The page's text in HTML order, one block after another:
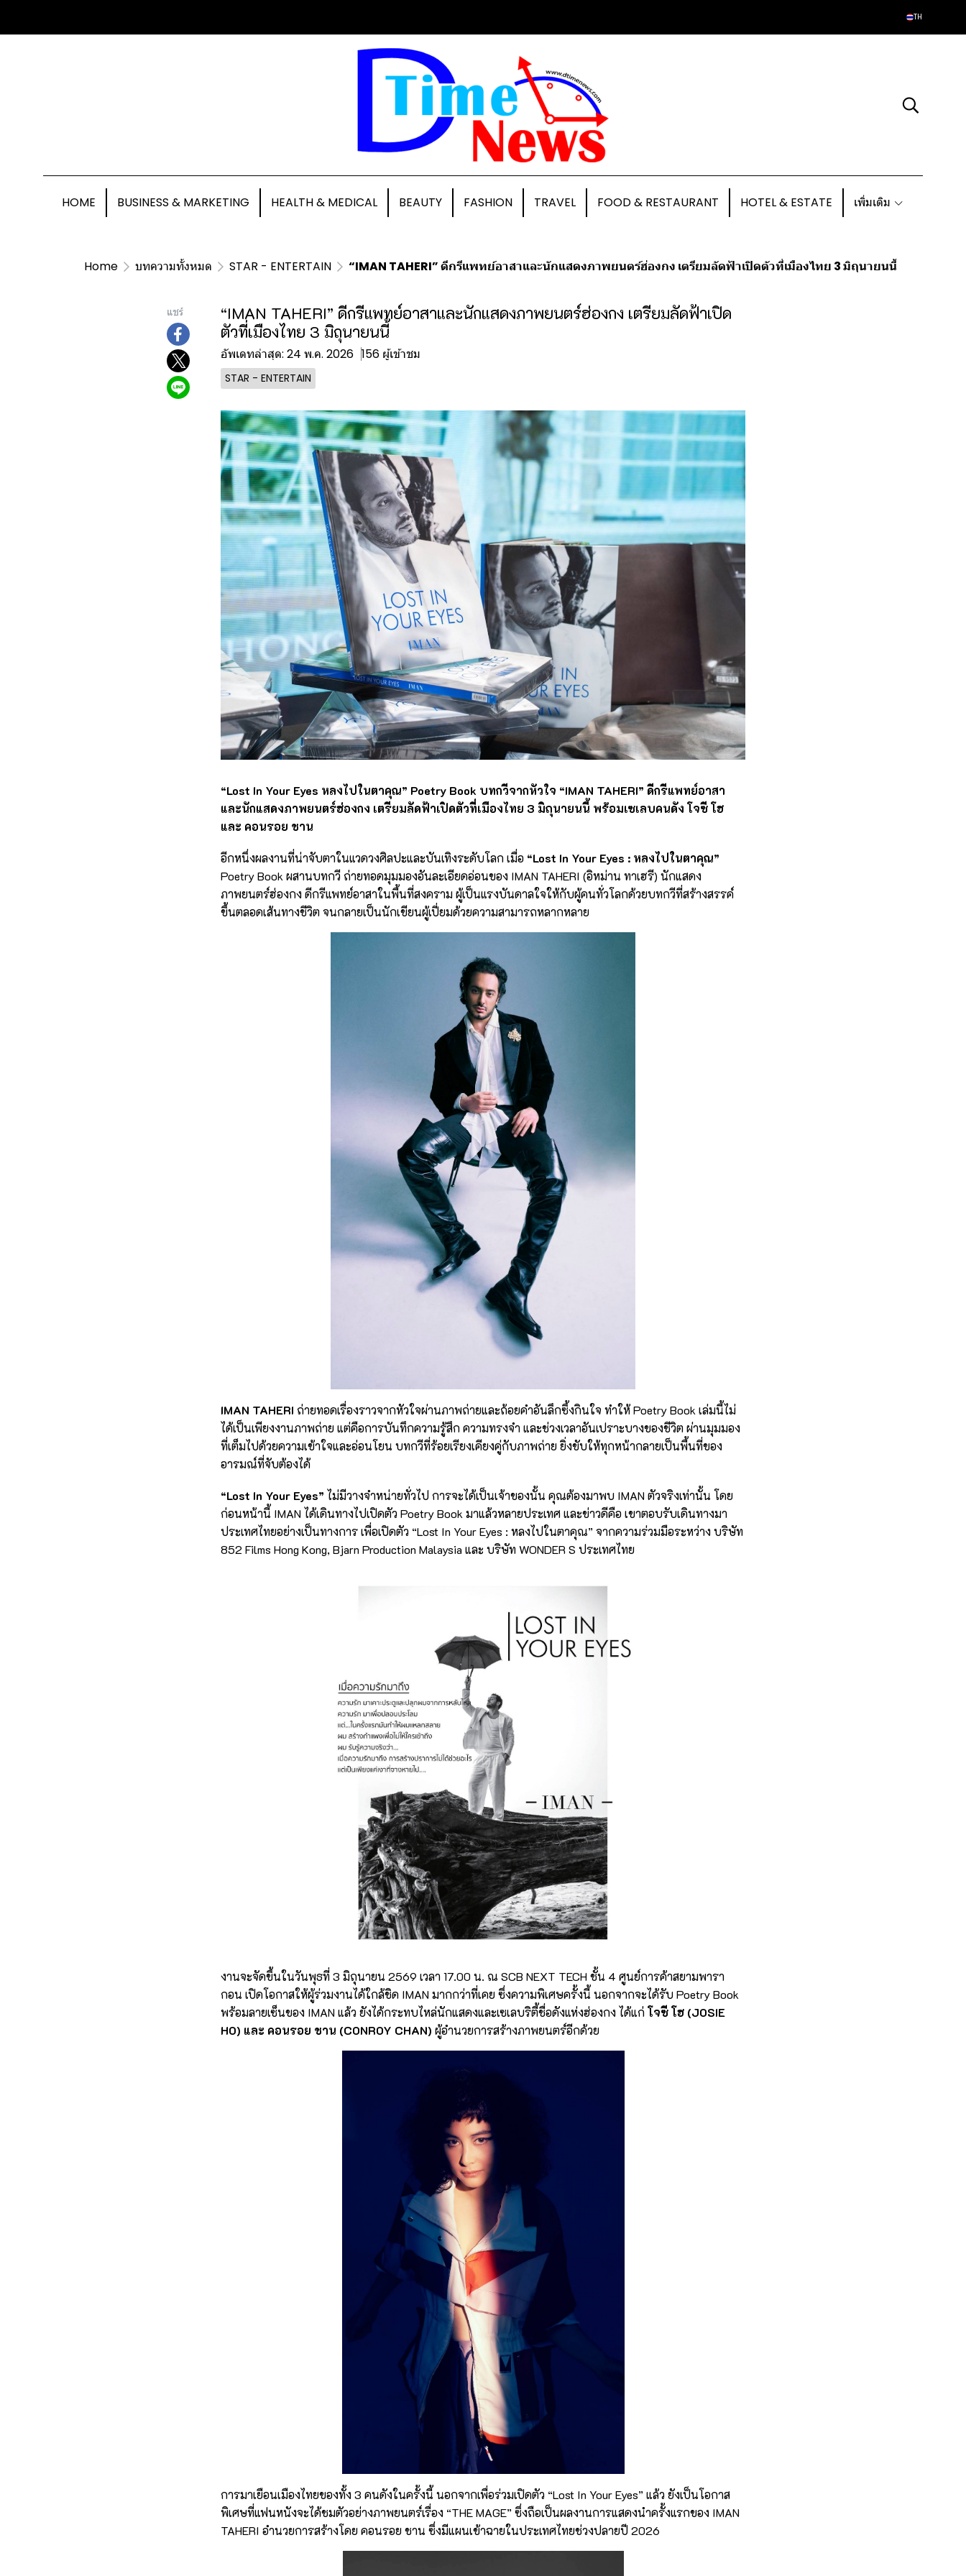
TH
HOME BUSINESS & MARKETING HEALTH & MEDICAL BEAUTY FASHION TRAVEL FOOD & RESTAURANT HOTEL & ESTATE เพิ่มเติม
Home บทความทั้งหมด STAR - ENTERTAIN “IMAN TAHERI” ดีกรีแพทย์อาสาและนักแสดงภาพยนตร์ฮ่องกง เตรียมลัดฟ้าเปิดตัวที่เมืองไทย 3 มิถุนายนนี้
แชร์
“IMAN TAHERI” ดีกรีแพทย์อาสาและนักแสดงภาพยนตร์ฮ่องกง เตรียมลัดฟ้าเปิด
ตัวที่เมืองไทย 3 มิถุนายนนี้
อัพเดทล่าสุด: 24 พ.ค. 2026 156 ผู้เข้าชม
STAR - ENTERTAIN
“Lost In Your Eyes หลงไปในตาคุณ” Poetry Book บทกวีจากหัวใจ “IMAN TAHERI” ดีกรีแพทย์อาสา
และนักแสดงภาพยนตร์ฮ่องกง เตรียมลัดฟ้าเปิดตัวที่เมืองไทย 3 มิถุนายนนี้ พร้อมเซเลบคนดัง โจซี โฮ
และ คอนรอย ชาน
อีกหนึ่งผลงานที่น่าจับตาในแวดวงศิลปะและบันเทิงระดับโลก เมื่อ “Lost In Your Eyes : หลงไปในตาคุณ”
Poetry Book ผสานบทกวี ถ่ายทอดมุมมองอันละเอียดอ่อนของ IMAN TAHERI (อิหม่าน ทาเฮรี) นักแสดง
ภาพยนตร์ฮ่องกง ดีกรีแพทย์อาสาในพื้นที่สงคราม ผู้เป็นแรงบันดาลใจให้กับผู้คนทั่วโลกด้วยบทกวีที่สร้างสรรค์
ขึ้นตลอดเส้นทางชีวิต จนกลายเป็นนักเขียนผู้เปี่ยมด้วยความสามารถหลากหลาย
IMAN TAHERI ถ่ายทอดเรื่องราวจากหัวใจผ่านภาพถ่ายและถ้อยคำอันลึกซึ้งกินใจ ทำให้ Poetry Book เล่มนี้ไม่
ได้เป็นเพียงงานภาพถ่าย แต่คือการบันทึกความรู้สึก ความทรงจำ และช่วงเวลาอันเปราะบางของชีวิต ผ่านมุมมอง
ที่เต็มไปด้วยความเข้าใจและอ่อนโยน บทกวีที่ร้อยเรียงเคียงคู่กับภาพถ่าย ยิ่งขับให้ทุกหน้ากลายเป็นพื้นที่ของ
อารมณ์ที่จับต้องได้
“Lost In Your Eyes” ไม่มีวางจำหน่ายทั่วไป การจะได้เป็นเจ้าของนั้น คุณต้องมาพบ IMAN ตัวจริงเท่านั้น โดย
ก่อนหน้านี้ IMAN ได้เดินทางไปเปิดตัว Poetry Book มาแล้วหลายประเทศ และข่าวดีคือ เขาตอบรับเดินทางมา
ประเทศไทยอย่างเป็นทางการ เพื่อเปิดตัว “Lost In Your Eyes : หลงไปในตาคุณ” จากความร่วมมือระหว่าง บริษัท
852 Films Hong Kong, Bjarn Production Malaysia และ บริษัท WONDER S ประเทศไทย
งานจะจัดขึ้นในวันพุธที่ 3 มิถุนายน 2569 เวลา 17.00 น. ณ SCB NEXT TECH ชั้น 4 ศูนย์การค้าสยามพารา
กอน เปิดโอกาสให้ผู้ร่วมงานได้ใกล้ชิด IMAN มากกว่าที่เคย ซึ่งความพิเศษครั้งนี้ นอกจากจะได้รับ Poetry Book
พร้อมลายเซ็นของ IMAN แล้ว ยังได้กระทบไหล่นักแสดงและเซเลบริตี้ชื่อดังแห่งฮ่องกง ได้แก่โจซี โฮ (JOSIE
HO) และ คอนรอย ชาน (CONROY CHAN) ผู้อำนวยการสร้างภาพยนตร์อีกด้วย
การมาเยือนเมืองไทยของทั้ง 3 คนดังในครั้งนี้ นอกจากเพื่อร่วมเปิดตัว “Lost In Your Eyes” แล้ว ยังเป็นโอกาส
พิเศษที่แฟนหนังจะได้ชมตัวอย่างภาพยนตร์เรื่อง “THE MAGE” ซึ่งถือเป็นผลงานการแสดงนำครั้งแรกของ IMAN
TAHERI อำนวยการสร้างโดย คอนรอย ชาน ซึ่งมีแผนเข้าฉายในประเทศไทยช่วงปลายปี 2026